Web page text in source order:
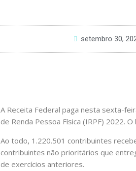
setembro 30,
A Receita Federal paga nesta sexta-
de Renda Pessoa Física (IRPF) 2022.
Ao todo, 1.220.501 contribuintes
contribuintes não prioritários que
de exercícios anteriores.